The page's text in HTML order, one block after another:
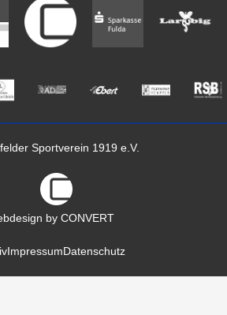
Sportverein 1919 e.V.
by CONVERT
ImpressumDatenschutz